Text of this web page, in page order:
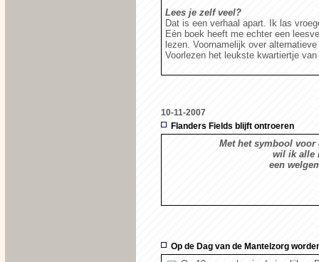
Lees je zelf veel?
Dat is een verhaal apart. Ik las
Eén boek heeft me echter een
lezen. Voornamelijk over
Voorlezen het leukste kwartiertje
10-11-2007
Flanders Fields blijft ontroeren
Met het symbool
wil ik alle
een
Op de Dag van de Mantelzorg